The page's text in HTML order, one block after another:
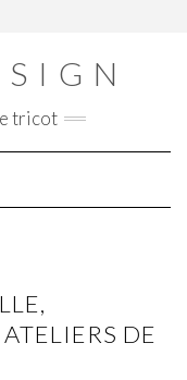
tricot
DE